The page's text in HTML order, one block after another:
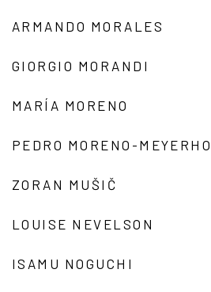
ARMANDO MORALES
GIORGIO MORANDI
MARÍA MORENO
PEDRO MORENO-
ZORAN MUŠIČ
LOUISE NEVELSON
ISAMU NOGUCHI